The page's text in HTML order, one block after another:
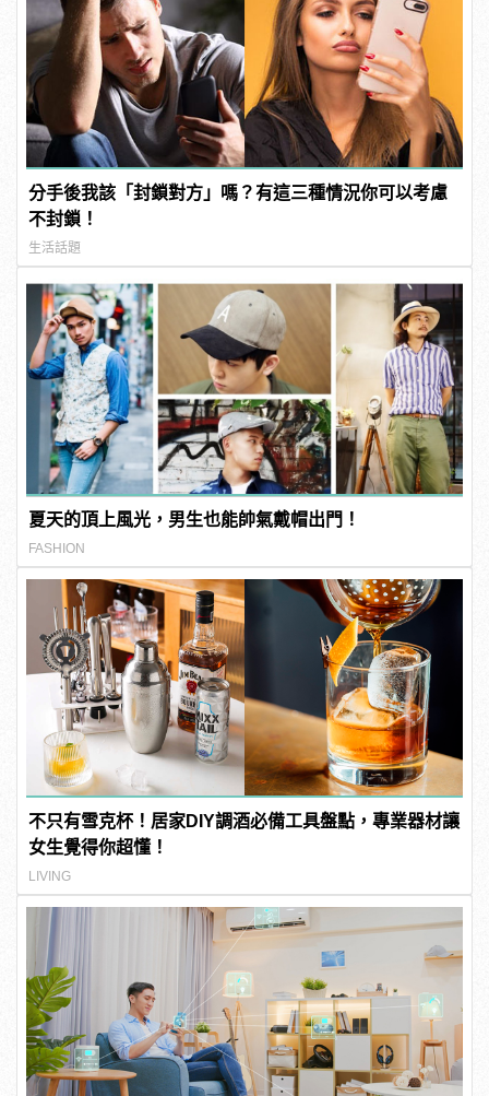
分手後我該「封鎖對方」嗎？有這三種情況你可以考慮
不封鎖！
生活話題
夏天的頂上風光，男生也能帥氣戴帽出門！
FASHION
不只有雪克杯！居家DIY調酒必備工具盤點，專業器材讓
女生覺得你超懂！
LIVING